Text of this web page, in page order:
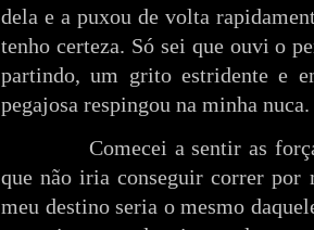
dela e a puxou de volta
tenho certeza. Só sei que ouvi o
partindo, um grito estridente e
pegajosa respingou na minha nuca.
Comecei a sentir as forças
que não iria conseguir correr por
meu destino seria o mesmo